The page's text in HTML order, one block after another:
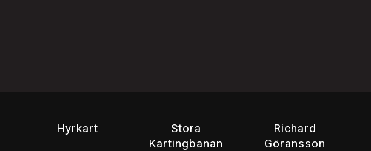
Hyrkart
Stora
Kartingbanan
Richard
Göransson